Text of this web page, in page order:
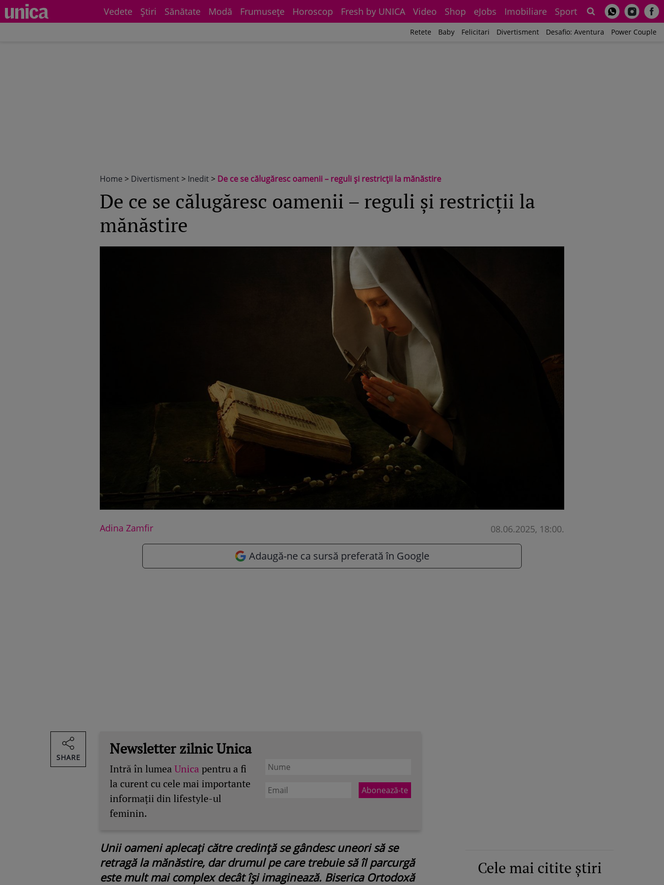
Vedete Știri Sănătate Modă Frumuseţe Horoscop Fresh by UNICA Video Shop eJobs Imobiliare Sport
Retete Baby Felicitari Divertisment Desafio: Aventura Power Couple
Home > Divertisment > Inedit > De ce se călugăresc oamenii – reguli și restricții la mănăstire
De ce se călugăresc oamenii – reguli și restricții la
mănăstire
Adina Zamfir 08.06.2025, 18:00.
Adaugă-ne ca sursă preferată în Google
Newsletter zilnic Unica
Intră în lumeaUnica pentru a fi
la curent cu cele mai importante
informații din lifestyle-ul
feminin.
Unii oameni aplecați către credință se gândesc uneori să se
retragă la mănăstire, dar drumul pe care trebuie să îl parcurgă
este mult mai complex decât își imaginează. Biserica Ortodoxă
SHARE
Cele mai citite știri